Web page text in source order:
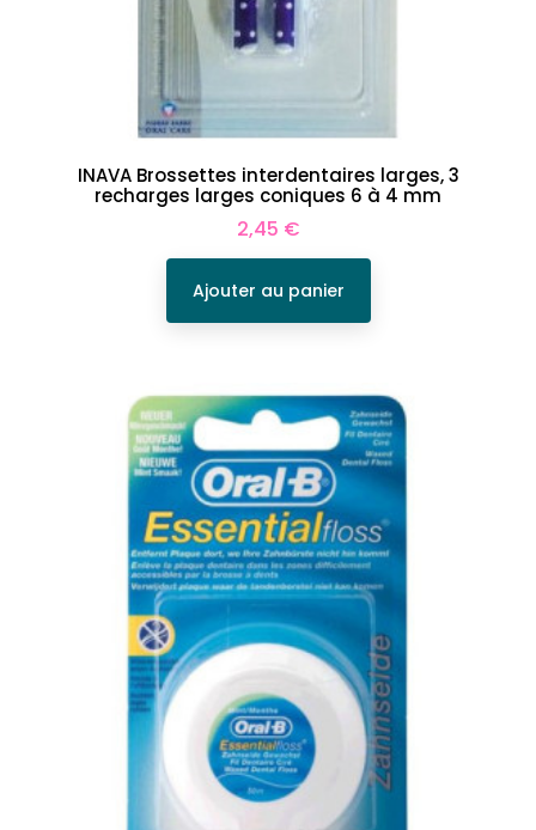
INAVA Brossettes interdentaires larges, 3
recharges larges coniques 6 à 4 mm
Prix
2,45 €
Ajouter au panier